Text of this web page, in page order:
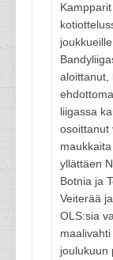
aloittanut,
liigassa
osoittanut
yllättäen
Botnia ja
Veiterää
OLS:sia
joulukuun